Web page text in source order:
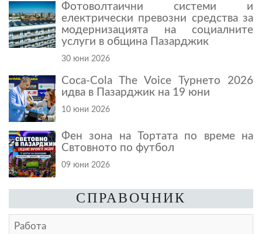
Фотоволтаични системи и
електрически превозни средства за
модернизацията на социалните
услуги в община Пазарджик
30 юни 2026
Coca-Cola The Voice Турнето 2026
идва в Пазарджик на 19 юни
10 юни 2026
Фен зона на Тортата по време на
Свтовното по футбол
09 юни 2026
СПРАВОЧНИК
Работа